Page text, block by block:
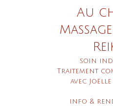
Au
soin
Traitement
avec
info &